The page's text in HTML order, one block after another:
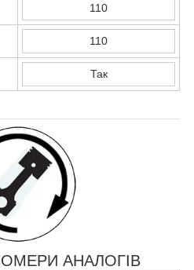
110
110
Так
АНАЛОГІВ